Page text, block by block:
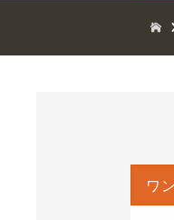
ワ